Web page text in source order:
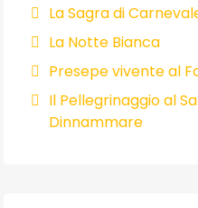
La Sagra di
La Notte Bianca
Presepe vivente al
Il Pellegrinaggio al
Dinnammare